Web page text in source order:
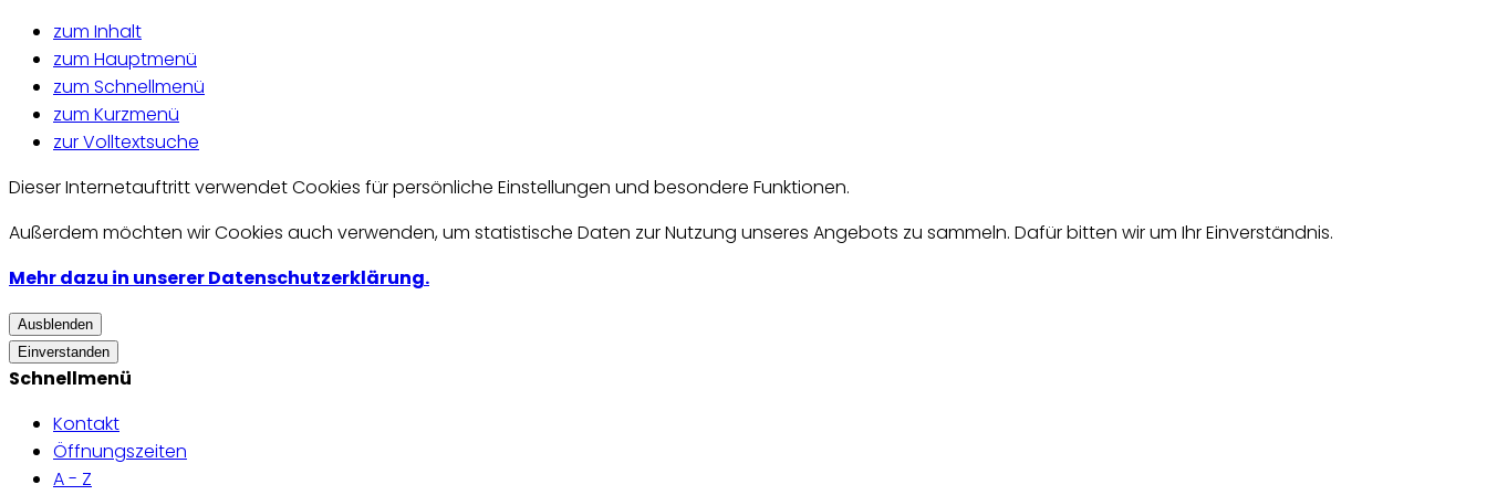
zum Inhalt
zum Hauptmenü
zum Schnellmenü
zum Kurzmenü
zur Volltextsuche
Dieser Internetauftritt verwendet Cookies für persönliche Einstellungen und besondere Funktionen.
Außerdem möchten wir Cookies auch verwenden, um statistische Daten zur Nutzung unseres Angebots zu sammeln. Dafür bitten wir um Ihr Einverständnis.
Mehr dazu in unserer Datenschutzerklärung.
Ausblenden
Einverstanden
Schnellmenü
Kontakt
Öffnungszeiten
A - Z